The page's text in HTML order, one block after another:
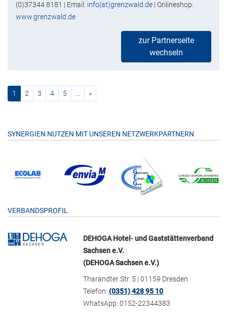
(0)37344 8181 | Email: info(at)grenzwald.de | Onlineshop:
www.grenzwald.de
zur Partnerseite
wechseln
1 (current)
2 3 4 5 … »nächste
SYNERGIEN NUTZEN MIT UNSEREN NETZWERKPARTNERN
VERBANDSPROFIL
DEHOGA Hotel- und Gaststättenverband
Sachsen e.V.
(DEHOGA Sachsen e.V.)
Tharandter Str. 5 | 01159 Dresden
Telefon:(0351) 428 95 10
WhatsApp: 0152-22344383